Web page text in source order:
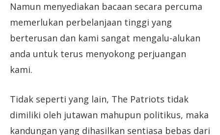
Namun menyediakan bacaan secara percuma
memerlukan perbelanjaan tinggi yang
berterusan dan kami sangat mengalu-alukan
anda untuk terus menyokong perjuangan
kami.
Tidak seperti yang lain, The Patriots tidak
dimiliki oleh jutawan mahupun politikus, maka
kandungan yang dihasilkan sentiasa bebas dari